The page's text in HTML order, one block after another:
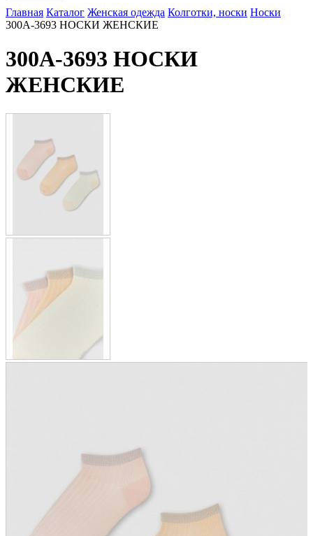
Главная Каталог Женская одежда Колготки, носки Носки
300A-3693 НОСКИ ЖЕНСКИЕ
300A-3693 НОСКИ
ЖЕНСКИЕ